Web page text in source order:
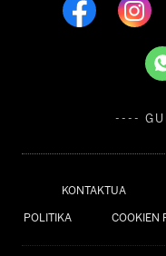
KONTAKTUA
POLITIKA COOKIEN
----